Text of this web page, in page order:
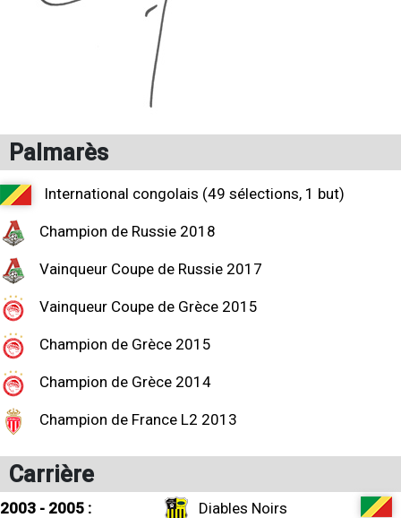
Palmarès
International congolais (49 sélections, 1 but)
Champion de Russie 2018
Vainqueur Coupe de Russie 2017
Vainqueur Coupe de Grèce 2015
Champion de Grèce 2015
Champion de Grèce 2014
Champion de France L2 2013
Carrière
2003 - 2005 :
Diables Noirs